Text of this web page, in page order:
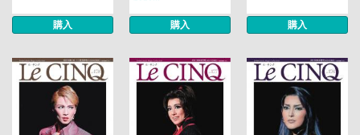
購入 購入 購入